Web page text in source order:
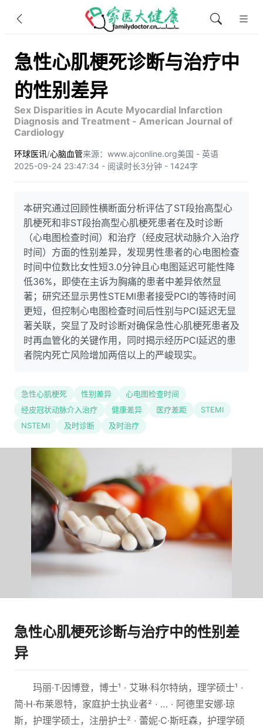
急性心肌梗死诊断与治疗中
的性别差异
Sex Disparities in Acute Myocardial Infarction
Diagnosis and Treatment - American Journal of
Cardiology
环球医讯/心脑血管来源：www.ajconline.org美国 - 英语
2025-09-24 23:47:34 - 阅读时长3分钟 - 1424字
本研究通过回顾性横断面分析评估了ST段抬高型心
肌梗死和非ST段抬高型心肌梗死患者在及时诊断
（心电图检查时间）和治疗（经皮冠状动脉介入治疗
时间）方面的性别差异，发现男性患者的心电图检查
时间中位数比女性短3.0分钟且心电图延迟可能性降
低36%，即使在主诉为胸痛的患者中差异依然显
著；研究还显示男性STEMI患者接受PCI的等待时间
更短，但控制心电图检查时间后性别与PCI延迟无显
著关联，突显了及时诊断对确保急性心肌梗死患者及
时再血管化的关键作用，同时揭示经历PCI延迟的患
者院内死亡风险增加两倍以上的严峻现实。
急性心肌梗死 性别差异
心电图检查时间
经皮冠状动脉介入治疗
健康差异 医疗差距
STEMI
NSTEMI
及时诊断 及时治疗
急性心肌梗死诊断与治疗中的性别差
异
玛丽·T·因博登，博士¹ ∙ 艾琳·科尔特纳，理学硕士¹ ∙
简·H·布莱恩特，家庭护士执业者² ∙ … ∙ 阿德里安娜·琼
斯，护理学硕士，注册护士² ∙ 蕾妮·C·斯旺森，护理学硕